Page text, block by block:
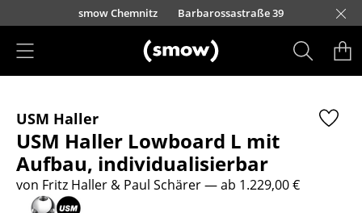
Direkt zum Inhalt
100
smow Chemnitz Barbarossastraße 39smow Düsseldorf
smow Essen
smow Frankfurt
smow Freiburg
smow Hamburg
smow Hannover
smow Kempten
smow Köln
smow Konstanz
smow Leipzig
smow Solothurn
smow Mainz
smow München
smow Nürnberg
smow Schwarzwald
smow Stuttgart
Sitzmöbel
Esszimmerstühle
Sofas
USM Haller
USM Haller Lowboard L mit
Aufbau, individualisierbar
von Fritz Haller & Paul Schärer— ab 1.229,00 €